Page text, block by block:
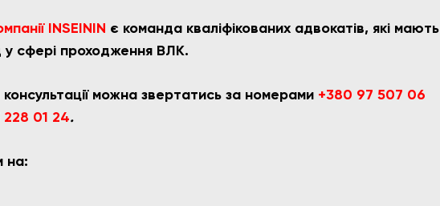
INSEININ є команда кваліфікованих адвокатів, які мають
у сфері проходження ВЛК.
можна звертатись за номерами +380 97 507 06
01 24.
на: